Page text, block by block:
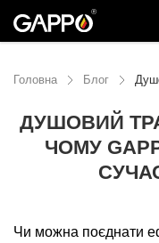
Головна Блог
ДУШОВИЙ
ЧОМУ
Чи можна поєднати